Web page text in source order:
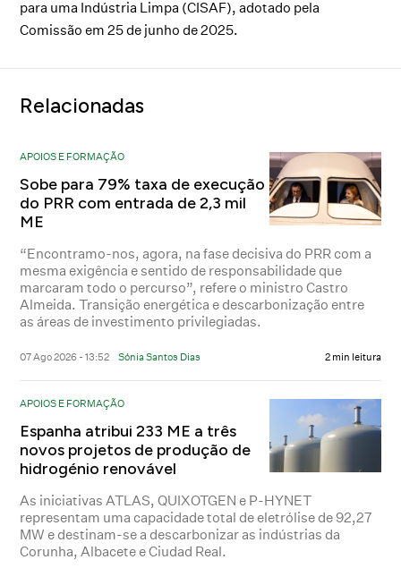
para uma Indústria Limpa (CISAF), adotado pela
Comissão em 25 de junho de 2025.
Relacionadas
APOIOS E FORMAÇÃO
Sobe para 79% taxa de execução
do PRR com entrada de 2,3 mil
ME
“Encontramo-nos, agora, na fase decisiva do PRR com a
mesma exigência e sentido de responsabilidade que
marcaram todo o percurso”, refere o ministro Castro
Almeida. Transição energética e descarbonização entre
as áreas de investimento privilegiadas.
07 Ago 2026 - 13:52 Sónia Santos Dias 2 min leitura
APOIOS E FORMAÇÃO
Espanha atribui 233 ME a três
novos projetos de produção de
hidrogénio renovável
As iniciativas ATLAS, QUIXOTGEN e P-HYNET
representam uma capacidade total de eletrólise de 92,27
MW e destinam-se a descarbonizar as indústrias da
Corunha, Albacete e Ciudad Real.